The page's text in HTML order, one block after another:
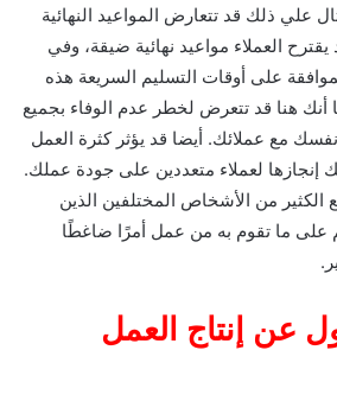
علي ذلك قد تتعارض المواعيد النهائية
يقترح العملاء مواعيد نهائية ضيقة، وفي
على أوقات التسليم السريعة هذه
أنك هنا قد تتعرض لخطر عدم الوفاء بجميع
مع عملائك. أيضا قد يؤثر كثرة العمل
إنجازها لعملاء متعددين على جودة عملك.
الكثير من الأشخاص المختلفين الذين
على ما تقوم به من عمل أمرًا ضاغطًا
عن إنتاج العمل